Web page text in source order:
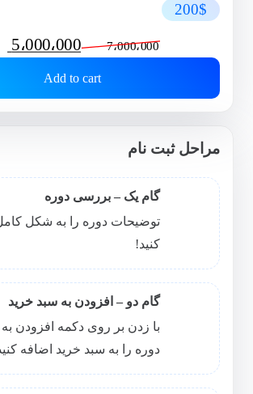
200$
7،000،000 Original
price
was:
5،000،000
Current
price
is:
Add to cart
مراحل ثبت نام
گام یک – بررسی دوره
توضیحات دوره را به شکل
کنید!
گام دو – افزودن به سبد خرید
با زدن بر روی دکمه افزودن
دوره را به سبد خرید اضافه